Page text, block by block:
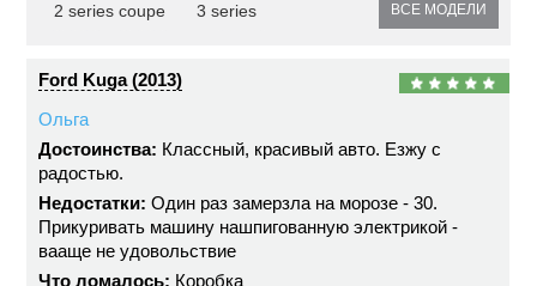
2 series coupe 3 series ВСЕ МОДЕЛИ
Ford Kuga (2013)
Ольга
Достоинства: Классный, красивый авто. Езжу с
радостью.
Недостатки: Один раз замерзла на морозе - 30.
Прикуривать машину нашпигованную электрикой -
вааще не удовольствие
Что ломалось: Коробка